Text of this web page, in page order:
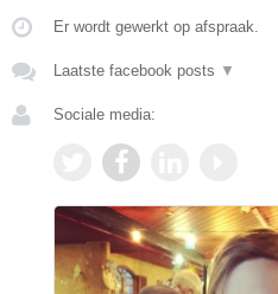
Er wordt gewerkt op afspraak.
Laatste facebook posts ▼
Sociale media: